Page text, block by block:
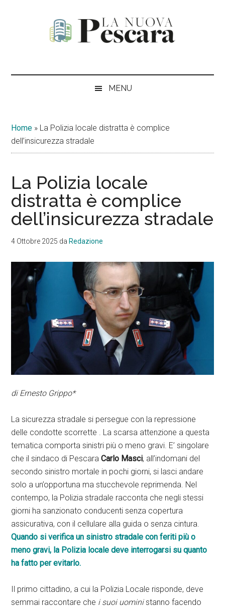
Nuova
MENU
Home » La Polizia locale distratta è complice
dell’insicurezza stradale
La Polizia locale
distratta è complice
dell’insicurezza stradale
4 Ottobre 2025 daRedazione
di Ernesto Grippo*
La sicurezza stradale si persegue con la repressione
delle condotte scorrette . La scarsa attenzione a questa
tematica comporta sinistri più o meno gravi. E’ singolare
che il sindaco di PescaraCarlo Masci, all’indomani del
secondo sinistro mortale in pochi giorni, si lasci andare
solo a un’opportuna ma stucchevole reprimenda. Nel
contempo, la Polizia stradale racconta che negli stessi
giorni ha sanzionato conducenti senza copertura
assicurativa, con il cellulare alla guida o senza cintura.
Quando si verifica un sinistro stradale con feriti più o
meno gravi, la Polizia locale deve interrogarsi su quanto
ha fatto per evitarlo.
Il primo cittadino, a cui la Polizia Locale risponde, deve
semmai raccontare che i suoi uoministanno facendo